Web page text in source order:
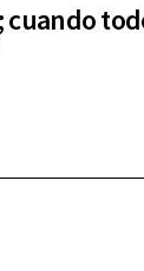
cuando